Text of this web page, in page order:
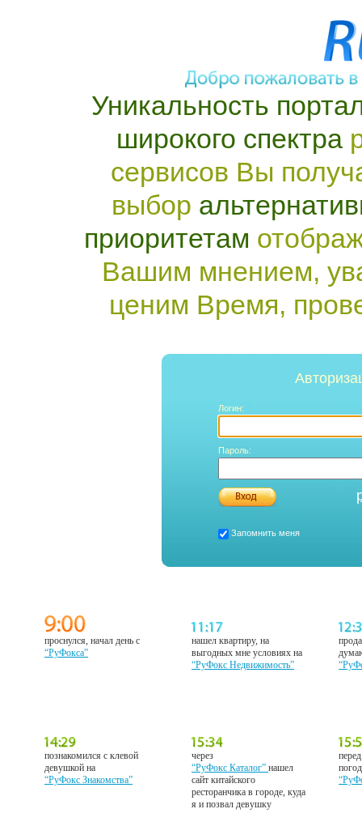
Уникальность
широкого спектра
сервисов Вы
выбор
приоритетам
Вашим мнением,
ценим Время,
Логин:
Пароль:
Запомнить меня
проснулся, начал день с
“РуФокса”
нашел квартиру, на
выгодных мне условиях на
“РуФокс Недвижимость”
познакомился с клевой
девушкой на
“РуФокс Знакомства”
через
“РуФокс Каталог”нашел
сайт китайского
ресторанчика в городе, куда
я и позвал девушку